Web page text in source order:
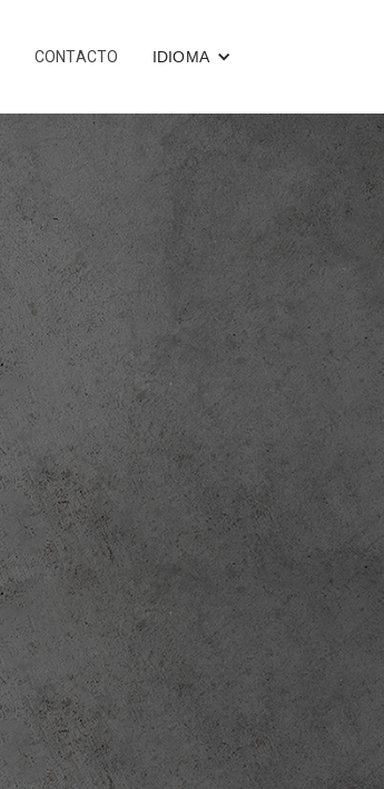
CONTACTO IDIOMA